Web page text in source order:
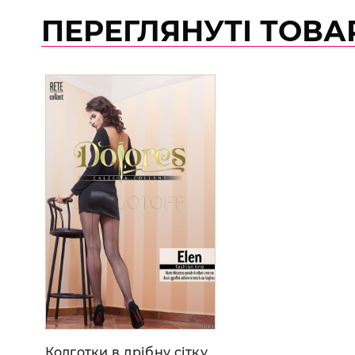
ПЕРЕГЛЯНУТІ
Колготки в дрібну сітку